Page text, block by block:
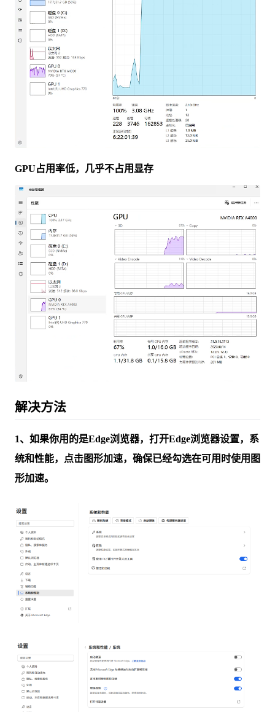
GPU占用率低，几乎不占用显存
解决方法
1、如果你用的是Edge浏览器，打开Edge浏览器设置，系
统和性能，点击图形加速，确保已经勾选在可用时使用图
形加速。